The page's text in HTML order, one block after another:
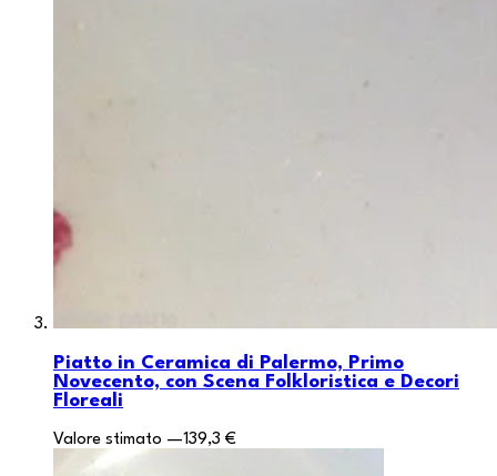
Piatto in Ceramica di Palermo, Primo
Novecento, con Scena Folkloristica e Decori
Floreali
Valore stimato —139,3 €